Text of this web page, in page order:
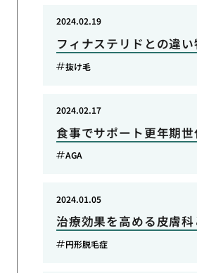
フィナステリドとの違
2024.02.19
抜け毛
食事でサポート更年期
2024.02.17
AGA
治療効果を高める皮膚
2024.01.05
円形脱毛症